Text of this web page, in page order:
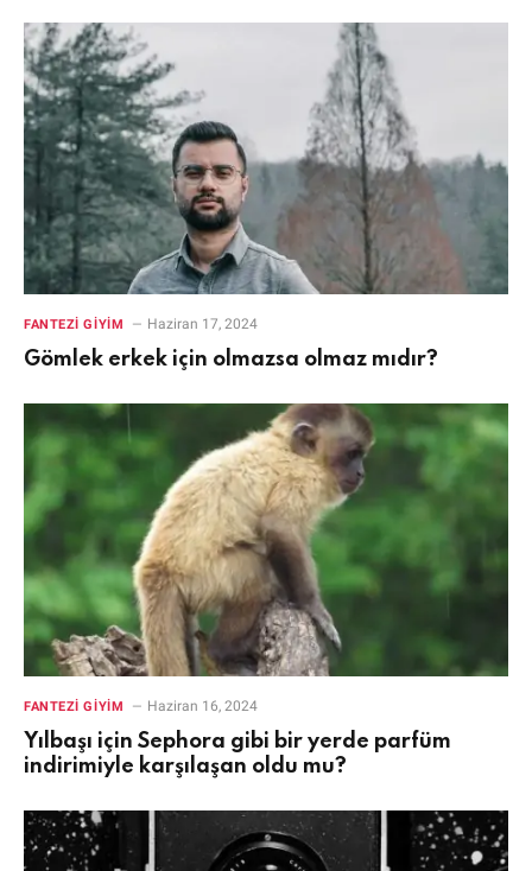
FANTEZI GIYIM Haziran 17, 2024
Gömlek erkek için olmazsa olmaz mıdır?
FANTEZI GIYIM Haziran 16, 2024
Yılbaşı için Sephora gibi bir yerde parfüm
indirimiyle karşılaşan oldu mu?